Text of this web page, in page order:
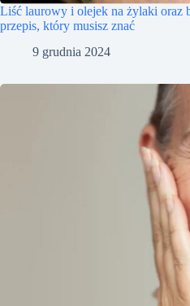
Liść laurowy i olejek na żylaki oraz
przepis, który musisz znać
9 grudnia 2024